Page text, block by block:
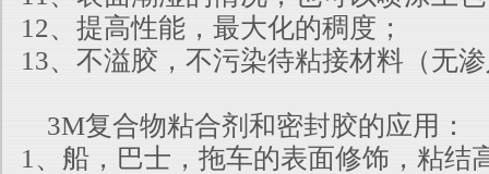
12、提高性能，最大化的稠度；
13、不溢胶，不污染待粘接材料（无
3M复合物粘合剂和密封胶的应用：
1、船，巴士，拖车的表面修饰，粘结